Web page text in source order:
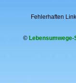
Fehlerhaften
©